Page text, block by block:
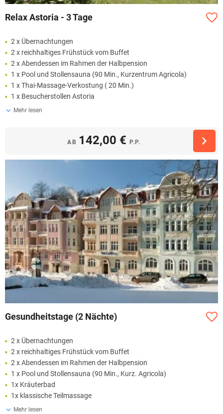
Relax Astoria - 3 Tage
2 x Übernachtungen
2 x reichhaltiges Frühstück vom Buffet
2 x Abendessen im Rahmen der Halbpension
1 x Pool und Stollensauna (90 Min., Kurzentrum Agricola)
1 x Thai-Massage-Verkostung ( 20 Min.)
1 x Besucherstollen Astoria
Mehr lesen
AB 142,00 € P.P.
Gesundheitstage (2 Nächte)
2 x Übernachtungen
2 x reichhaltiges Frühstück vom Buffet
2 x Abendessen im Rahmen der Halbpension
1 x Pool und Stollensauna (90 Min., Kurz. Agricola)
1x Kräuterbad
1x klassische Teilmassage
Mehr lesen